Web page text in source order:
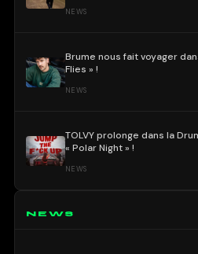
NEWS
Brume nous fait voyager
Flies » !
NEWS
TOLVY prolonge dans la
« Polar Night » !
NEWS
NEWS